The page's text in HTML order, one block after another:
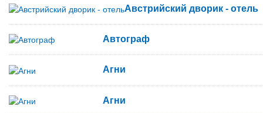
Австрийский дворик - отель
Автограф
Агни
Агни